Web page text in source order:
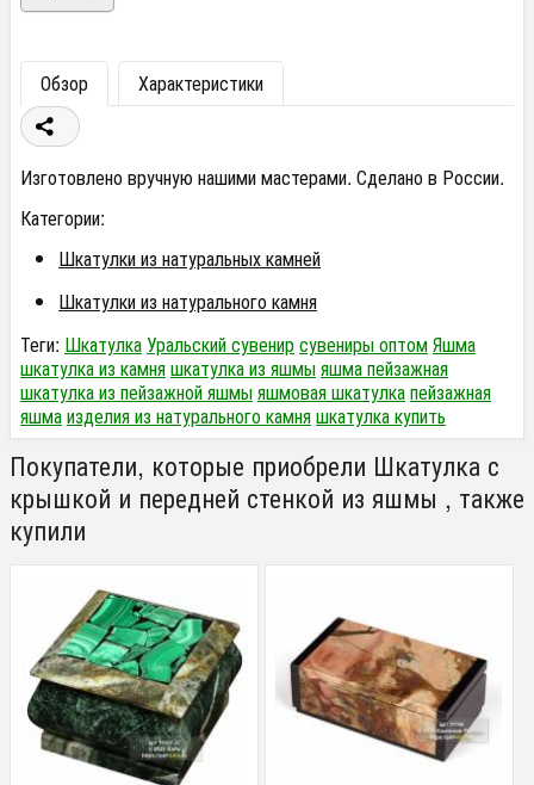
Обзор Характеристики
Изготовлено вручную нашими мастерами. Сделано в России.
Категории:
Шкатулки из натуральных камней
Шкатулки из натурального камня
Теги: Шкатулка Уральский сувенирсувениры оптомЯшма
шкатулка из камняшкатулка из яшмыяшма пейзажная
шкатулка из пейзажной яшмыяшмовая шкатулкапейзажная
яшмаизделия из натурального камняшкатулка купить
Покупатели, которые приобрели Шкатулка с
крышкой и передней стенкой из яшмы , также
купили